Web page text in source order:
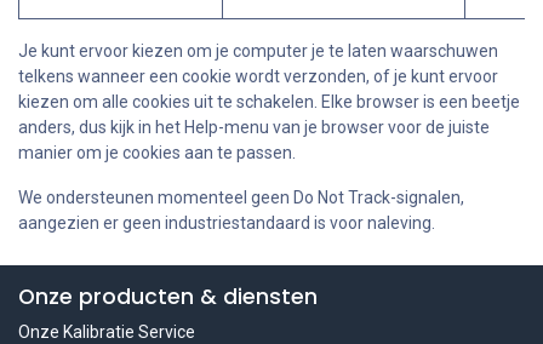
Je kunt ervoor kiezen om je computer je te laten waarschuwen
telkens wanneer een cookie wordt verzonden, of je kunt ervoor
kiezen om alle cookies uit te schakelen. Elke browser is een beetje
anders, dus kijk in het Help-menu van je browser voor de juiste
manier om je cookies aan te passen.
We ondersteunen momenteel geen Do Not Track-signalen,
aangezien er geen industriestandaard is voor naleving.
Onze producten & diensten
Onze Kalibratie Service